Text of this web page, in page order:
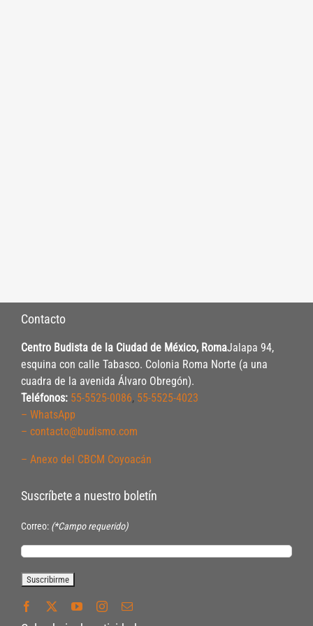
Contacto
Centro Budista de la Ciudad de México, RomaJalapa 94,
esquina con calle Tabasco. Colonia Roma Norte (a una
cuadra de la avenida Álvaro Obregón).
Teléfonos: 55-5525-0086, 55-5525-4023
– WhatsApp
– contacto@budismo.com
– Anexo del CBCM Coyoacán
Suscríbete a nuestro boletín
Correo: (*Campo requerido)